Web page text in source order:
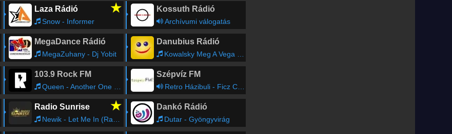
Laza Rádió ★
Snow - Informer
Kossuth Rádió
Archívumi válogatás
MegaDance Rádió
MegaZuhany - Dj Yobit
Danubius Rádió
Kowalsky Meg A Vega - Nem Minden Szarka Farka
103.9 Rock FM
Queen - Another One Bites The Dust
Szépvíz FM
Retro Házibuli - Ficz Csaba
Radio Sunrise ★
Newik - Let Me In (Radio Edit)
Dankó Rádió
Dutar - Gyöngyvirág